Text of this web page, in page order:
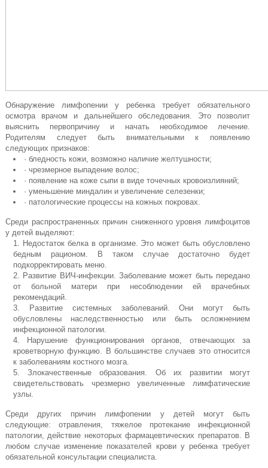
Обнаружение лимфопении у ребенка требует обязательного
осмотра врачом и дальнейшего обследования. Это позволит
выяснить первопричину и начать необходимое лечение.
Родителям следует быть внимательными к появлению
следующих признаков:
· бледность кожи, возможно наличие желтушности;
· чрезмерное выпадение волос;
· появление на коже сыпи в виде точечных кровоизлияний;
· уменьшение миндалин и увеличение селезенки;
· патологические процессы на кожных покровах.
Среди распространенных причин сниженного уровня лимфоцитов
у детей выделяют:
Недостаток белка в организме. Это может быть обусловлено
бедным рационом. В таком случае достаточно будет
подкорректировать меню.
Развитие ВИЧ-инфекции. Заболевание может быть передано
от больной матери при несоблюдении ей врачебных
рекомендаций.
Развитие системных заболеваний. Они могут быть
обусловлены наследственностью или быть осложнением
инфекционной патологии.
Нарушение функционирования органов, отвечающих за
кроветворную функцию. В большинстве случаев это относится
к заболеваниям костного мозга.
Злокачественные образования. Об их развитии могут
свидетельствовать чрезмерно увеличенные лимфатические
узлы.
Среди других причин лимфопении у детей могут быть
следующие: отравления, тяжелое протекание инфекционной
патологии, действие некоторых фармацевтических препаратов. В
любом случае изменение показателей крови у ребенка требует
обязательной консультации специалиста.